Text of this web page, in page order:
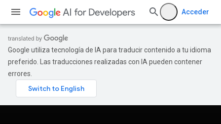
Acceder
Google utiliza tecnología de IA para traducir contenido a tu idioma
preferido. Las traducciones realizadas con IA pueden contener
errores.